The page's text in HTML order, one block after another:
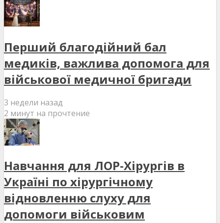
Перший благодійний бал
медиків, важлива допомога для
військової медичної бригади
3 недели назад
2 минут на прочтение
Навчання для ЛОР-Хірургів в
Україні по хірургічному
відновленню слуху для
допомоги військовим